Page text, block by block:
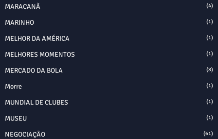
MARACANÃ (4)
MARINHO (1)
MELHOR DA AMÉRICA (1)
MELHORES MOMENTOS (1)
MERCADO DA BOLA (8)
Morre (1)
MUNDIAL DE CLUBES (1)
MUSEU (1)
NEGOCIAÇÃO (61)